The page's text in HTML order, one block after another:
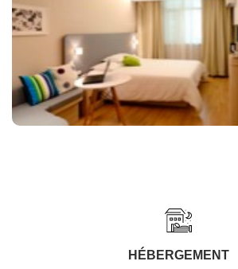
HÉBERGEMENT